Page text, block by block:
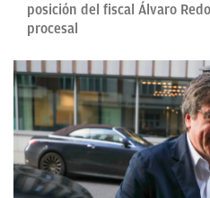
posición del fiscal Álvaro
procesal